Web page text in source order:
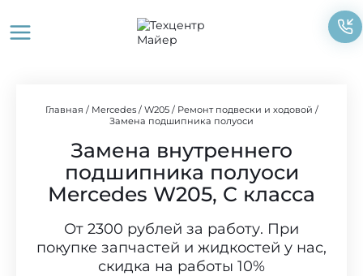
содержимому
Главная / Mercedes/ W205/ Ремонт подвески и ходовой /
Замена подшипника полуоси
Замена внутреннего
подшипника полуоси
Mercedes W205, C класса
От 2300 рублей за работу. При
покупке запчастей и жидкостей у нас,
скидка на работы 10%